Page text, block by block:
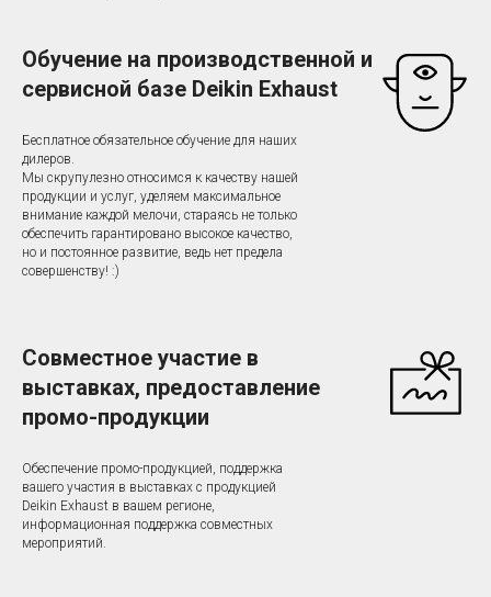
Обучение на производственной и
сервисной базе Deikin Exhaust
Бесплатное обязательное обучение для наших
дилеров.
Мы скрупулезно относимся к качеству нашей
продукции и услуг, уделяем максимальное
внимание каждой мелочи, стараясь не только
обеспечить гарантировано высокое качество,
но и постоянное развитие, ведь нет предела
совершенству! :)
Совместное участие в
выставках, предоставление
промо-продукции
Обеспечение промо-продукцией, поддержка
вашего участия в выставках с продукцией
Deikin Exhaust в вашем регионе,
информационная поддержка совместных
мероприятий.